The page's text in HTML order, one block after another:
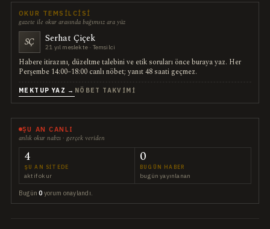
OKUR TEMSILCISI
gazete ile okur arasında bağımsız ara yüz
SÇ Serhat Çiçek
21 yıl meslekte · Temsilci
Habere itirazını, düzeltme talebini ve etik soruları önce buraya yaz. Her
Perşembe 14:00–18:00 canlı nöbet; yanıt 48 saati geçmez.
MEKTUP YAZ → NÖBET TAKVIMI
ŞU AN CANLI
anlık okur nabzı · gerçek veriden
4
ŞU AN SITEDE
aktif okur
0
BUGÜN HABER
bugün yayınlanan
Bugün0 yorum onaylandı.